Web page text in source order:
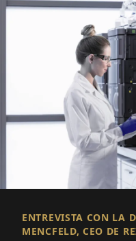
ENTREVISTA CON LA
MENCFELD, CEO DE